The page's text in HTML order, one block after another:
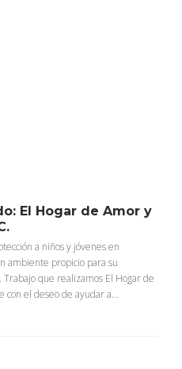
El Hogar de Amor y
a niños y jóvenes en
ambiente propicio para su
que realizamos El Hogar de
con el deseo de ayudar a...